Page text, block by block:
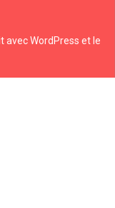
avec WordPress et le